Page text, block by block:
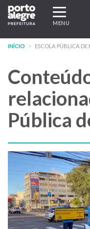
Pular
para
conteúdo
Expandir/
navegação
MENU
INÍCIO ESCOLA PÚBLICA
Pública